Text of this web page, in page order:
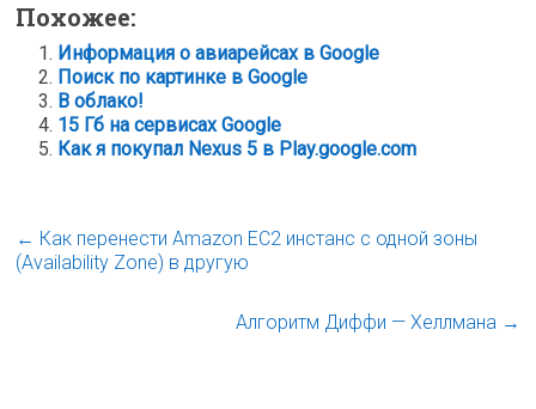
Похожее:
Информация о авиарейсах в Google
Поиск по картинке в Google
В облако!
15 Гб на сервисах Google
Как я покупал Nexus 5 в Play.google.com
← Как перенести Amazon EC2 инстанс с одной зоны
(Availability Zone) в другую
Алгоритм Диффи — Хеллмана →